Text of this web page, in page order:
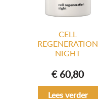
CELL
REGENERATION
NIGHT
€60,80
Lees verder